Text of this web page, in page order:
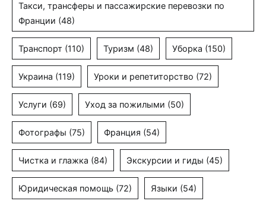
Такси, трансферы и пассажирские перевозки по
Франции (48)
Транспорт (110) Туризм (48) Уборка (150)
Украина (119) Уроки и репетиторство (72)
Услуги (69) Уход за пожилыми (50)
Фотографы (75) Франция (54)
Чистка и глажка (84) Экскурсии и гиды (45)
Юридическая помощь (72) Языки (54)